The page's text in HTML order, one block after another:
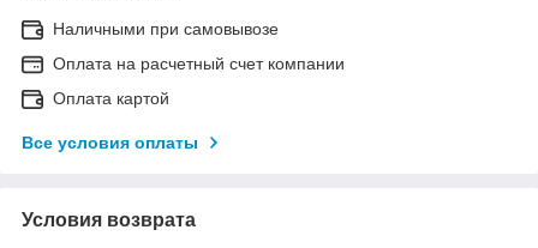
Наличными при самовывозе
Оплата на расчетный счет компании
Оплата картой
Все условия оплаты
Условия возврата